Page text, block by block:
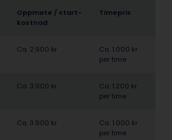
Oppmøte / start­
kostnad
Timepris
Ca. 2.900 kr
Ca. 1.000 kr
per time
Ca. 3.900 kr
Ca. 1.200 kr
per time
Ca. 3.900 kr
Ca. 1.000 kr
per time